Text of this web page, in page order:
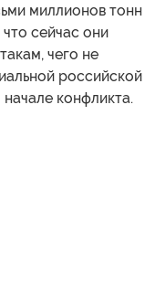
миллионов тонн
что сейчас они
чего не
российской
конфликта.